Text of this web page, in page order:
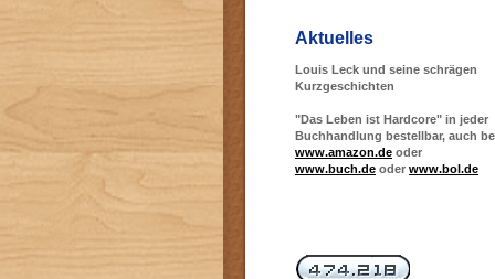
Aktuelles
Louis Leck und seine schrägen
Kurzgeschichten
"Das Leben ist Hardcore" in jeder
Buchhandlung bestellbar, auch
www.amazon.de oder
www.buch.de oder www.bol.de